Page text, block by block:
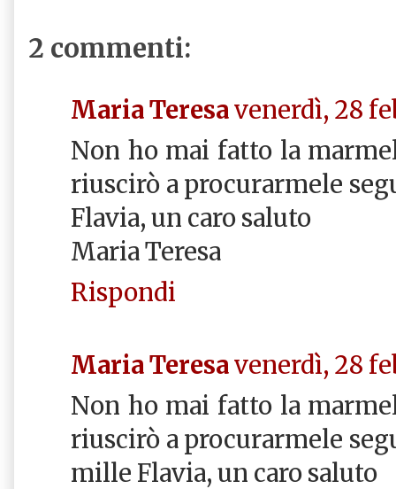
2 commenti:
Maria Teresavenerdì, 28
Non ho mai fatto la
riuscirò a procurarmele
Flavia, un caro saluto
Maria Teresa
Rispondi
Maria Teresavenerdì, 28
Non ho mai fatto la
riuscirò a procurarmele
mille Flavia, un caro saluto